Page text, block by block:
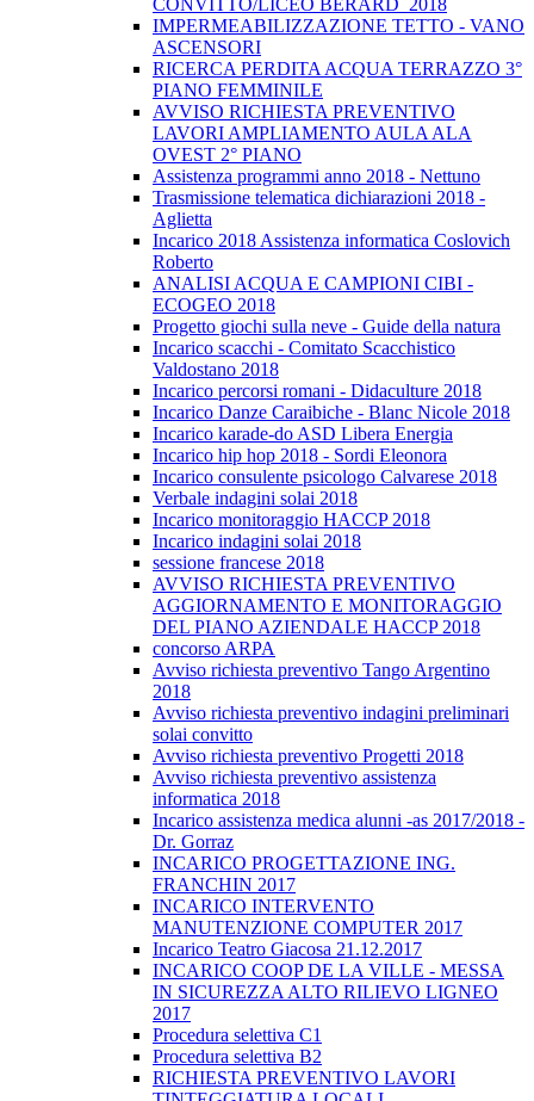
CONVITTO/LICEO BERARD_2018
IMPERMEABILIZZAZIONE TETTO - VANO
ASCENSORI
RICERCA PERDITA ACQUA TERRAZZO 3°
PIANO FEMMINILE
AVVISO RICHIESTA PREVENTIVO
LAVORI AMPLIAMENTO AULA ALA
OVEST 2° PIANO
Assistenza programmi anno 2018 - Nettuno
Trasmissione telematica dichiarazioni 2018 -
Aglietta
Incarico 2018 Assistenza informatica Coslovich
Roberto
ANALISI ACQUA E CAMPIONI CIBI -
ECOGEO 2018
Progetto giochi sulla neve - Guide della natura
Incarico scacchi - Comitato Scacchistico
Valdostano 2018
Incarico percorsi romani - Didaculture 2018
Incarico Danze Caraibiche - Blanc Nicole 2018
Incarico karade-do ASD Libera Energia
Incarico hip hop 2018 - Sordi Eleonora
Incarico consulente psicologo Calvarese 2018
Verbale indagini solai 2018
Incarico monitoraggio HACCP 2018
Incarico indagini solai 2018
sessione francese 2018
AVVISO RICHIESTA PREVENTIVO
AGGIORNAMENTO E MONITORAGGIO
DEL PIANO AZIENDALE HACCP 2018
concorso ARPA
Avviso richiesta preventivo Tango Argentino
2018
Avviso richiesta preventivo indagini preliminari
solai convitto
Avviso richiesta preventivo Progetti 2018
Avviso richiesta preventivo assistenza
informatica 2018
Incarico assistenza medica alunni -as 2017/2018 -
Dr. Gorraz
INCARICO PROGETTAZIONE ING.
FRANCHIN 2017
INCARICO INTERVENTO
MANUTENZIONE COMPUTER 2017
Incarico Teatro Giacosa 21.12.2017
INCARICO COOP DE LA VILLE - MESSA
IN SICUREZZA ALTO RILIEVO LIGNEO
2017
Procedura selettiva C1
Procedura selettiva B2
RICHIESTA PREVENTIVO LAVORI